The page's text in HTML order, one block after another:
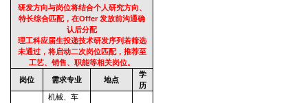
研发方向与岗位将结合个人研究方向、
特长综合匹配，在Offer 发放前沟通确
认后分配
理工科应届生投递技术研发序列若筛选
未通过，将启动二次岗位匹配，推荐至
工艺、销售、职能等相关岗位。
岗位 需求专业 地点
学
历
机械、车